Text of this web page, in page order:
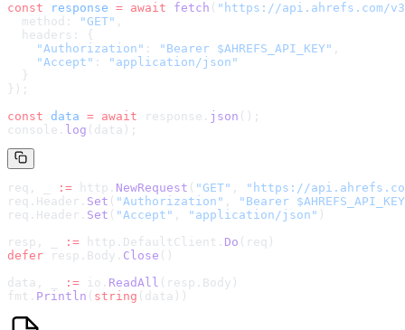
const response = await fetch ( " https://api.ahrefs.com/
  method:
"GET" ,
  headers: {
    "Authorization"
: "Bearer $AHREFS_API_KEY" ,
    "Accept"
:
"application/json"
  }
});
const data = await response. json ();
console. log (data);
req, _ := http. NewRequest ( "GET" , " https://
req.Header. Set ( "Authorization" ,
"Bearer
req.Header. Set ( "Accept" , "application/json" )
resp, _
:= http.DefaultClient. Do (req)
defer resp.Body. Close ()
data, _
:= io. ReadAll (resp.Body)
fmt. Println ( string (data))